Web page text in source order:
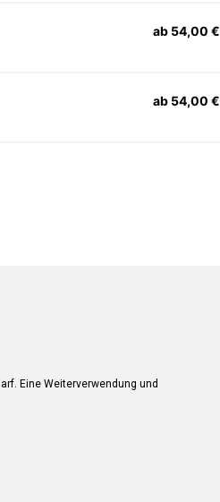
ab 54,00 €
ab 54,00 €
Eine Weiterverwendung und